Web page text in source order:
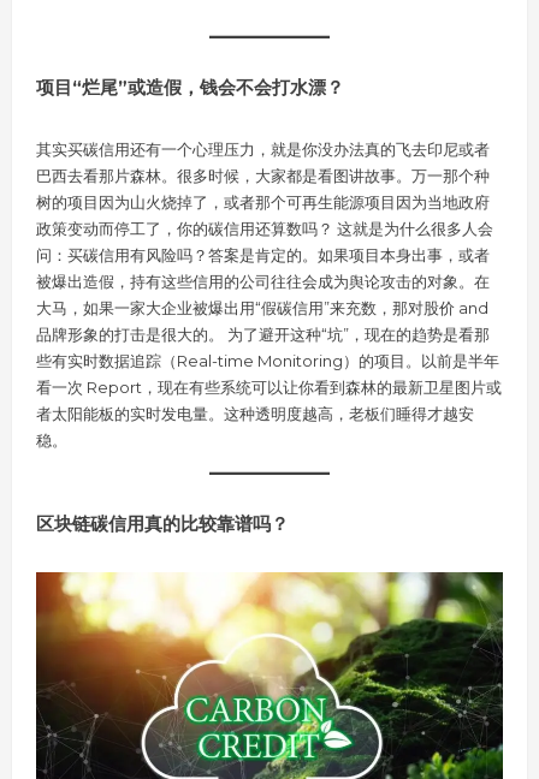
项目“烂尾”或造假，钱会不会打水漂？
其实买碳信用还有一个心理压力，就是你没办法真的飞去印尼或者
巴西去看那片森林。很多时候，大家都是看图讲故事。万一那个种
树的项目因为山火烧掉了，或者那个可再生能源项目因为当地政府
政策变动而停工了，你的碳信用还算数吗？ 这就是为什么很多人会
问：买碳信用有风险吗？答案是肯定的。如果项目本身出事，或者
被爆出造假，持有这些信用的公司往往会成为舆论攻击的对象。在
大马，如果一家大企业被爆出用“假碳信用”来充数，那对股价 and
品牌形象的打击是很大的。 为了避开这种“坑”，现在的趋势是看那
些有实时数据追踪（Real-time Monitoring）的项目。以前是半年
看一次 Report，现在有些系统可以让你看到森林的最新卫星图片或
者太阳能板的实时发电量。这种透明度越高，老板们睡得才越安
稳。
区块链碳信用真的比较靠谱吗？